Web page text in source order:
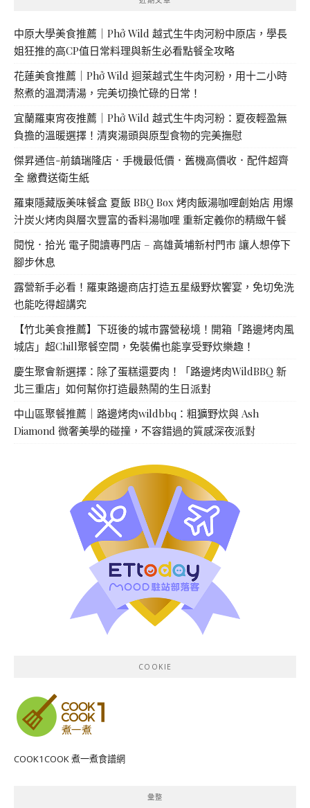
中原大學美食推薦｜Phở Wild 越式生牛肉河粉中原店，學長
姐狂推的高CP值日常料理與新生必看點餐全攻略
花蓮美食推薦｜Phở Wild 迴萊越式生牛肉河粉，用十二小時
熬煮的溫潤清湯，完美切換忙碌的日常！
宜蘭羅東宵夜推薦｜Phở Wild 越式生牛肉河粉：夏夜輕盈無
負擔的溫暖選擇！清爽湯頭與原型食物的完美撫慰
傑昇通信-前鎮瑞隆店．手機最低價．舊機高價收．配件超齊
全 繳費送衛生紙
羅東隱藏版美味餐盒 夏飯 BBQ Box 烤肉飯湯咖哩創始店 用爆
汁炭火烤肉與層次豐富的香料湯咖哩 重新定義你的精緻午餐
閱悅．拾光 電子閱讀專門店 – 高雄黃埔新村門市 讓人想停下
腳步休息
露營新手必看！羅東路邊商店打造五星級野炊饗宴，免切免洗
也能吃得超講究
【竹北美食推薦】下班後的城市露營秘境！開箱「路邊烤肉風
城店」超Chill聚餐空間，免裝備也能享受野炊樂趣！
慶生聚會新選擇：除了蛋糕還要肉！「路邊烤肉WildBBQ 新
北三重店」如何幫你打造最熱鬧的生日派對
中山區聚餐推薦｜路邊烤肉wildbbq：粗獷野炊與 Ash
Diamond 微奢美學的碰撞，不容錯過的質感深夜派對
COOKIE
COOK1COOK 煮一煮食譜網
彙整